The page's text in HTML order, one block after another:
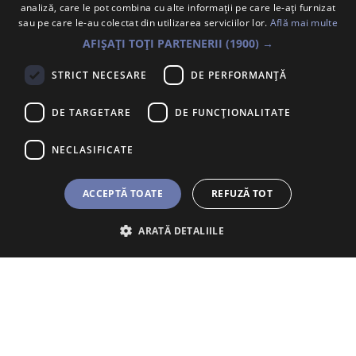
Contact: +40 754 813 606
Întrebări frecvente
Politica Cookie
analiză, care le pot combina cu alte informații pe care le-ați furnizat
sau pe care le-au colectat din utilizarea serviciilor lor. Află mai multe
AFIȘAȚI TOȚI PARTENERII (1900) →
STRICT NECESARE DE PERFORMANȚĂ
DE TARGETARE DE FUNCŢIONALITATE
NECLASIFICATE
ACCEPTĂ TOATE REFUZĂ TOT
ARATĂ DETALIILE